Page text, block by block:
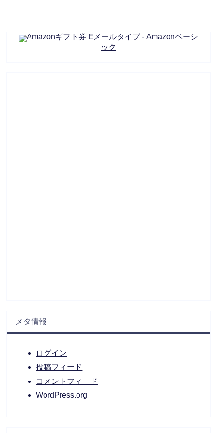
Amazonギフト券 Eメールタイプ - Amazonベーシ
ック
メタ情報
ログイン
投稿フィード
コメントフィード
WordPress.org